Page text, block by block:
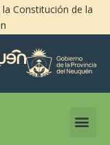
Constitución de la